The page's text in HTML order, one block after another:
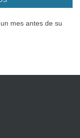
mes antes de su